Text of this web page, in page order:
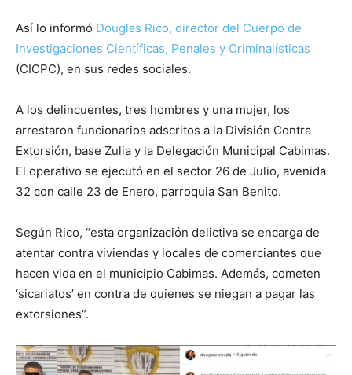
Así lo informó Douglas Rico, director del Cuerpo de
Investigaciones Científicas, Penales y Criminalísticas
(CICPC), en sus redes sociales.
A los delincuentes, tres hombres y una mujer, los
arrestaron funcionarios adscritos a la División Contra
Extorsión, base Zulia y la Delegación Municipal Cabimas.
El operativo se ejecutó en el sector 26 de Julio, avenida
32 con calle 23 de Enero, parroquia San Benito.
Según Rico, “esta organización delictiva se encarga de
atentar contra viviendas y locales de comerciantes que
hacen vida en el municipio Cabimas. Además, cometen
‘sicariatos’ en contra de quienes se niegan a pagar las
extorsiones”.